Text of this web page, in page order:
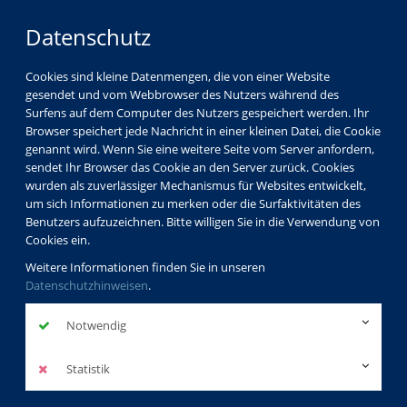
Datenschutz
Cookies sind kleine Datenmengen, die von einer Website
gesendet und vom Webbrowser des Nutzers während des
Surfens auf dem Computer des Nutzers gespeichert werden. Ihr
Browser speichert jede Nachricht in einer kleinen Datei, die Cookie
genannt wird. Wenn Sie eine weitere Seite vom Server anfordern,
sendet Ihr Browser das Cookie an den Server zurück. Cookies
wurden als zuverlässiger Mechanismus für Websites entwickelt,
um sich Informationen zu merken oder die Surfaktivitäten des
Benutzers aufzuzeichnen. Bitte willigen Sie in die Verwendung von
Cookies ein.
Weitere Informationen finden Sie in unseren
Datenschutzhinweisen.
Notwendig
Statistik